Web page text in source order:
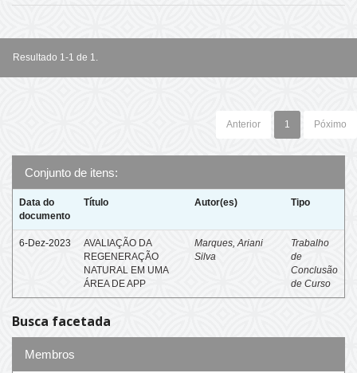
Resultado 1-1 de 1.
Anterior 1 Póximo
Conjunto de itens:
Data do
documento
Título Autor(es) Tipo
6-Dez-2023
AVALIAÇÃO DA
REGENERAÇÃO
NATURAL EM UMA
ÁREA DE APP
Marques, Ariani
Silva
Trabalho
de
Conclusão
de Curso
Busca facetada
Membros